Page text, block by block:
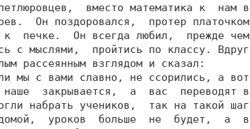
вместо математика к  нам в
Он поздоровался,  протер платочком
печке.  Он всегда любил,  прежде чем
с мыслями,  пройтись по классу. Вдруг
рассеянным взглядом и сказал:
мы с вами славно, не ссорились, а вот
закрывается,  а  вас  переводят в
набрать учеников,  так на такой шаг
уроков  больше  не  будет,  а  в